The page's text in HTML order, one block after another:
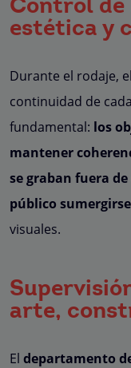
Control de
estética y
Durante el rodaje,
continuidad de
fundamental: los
mantener
se graban fuera
público
visuales.
arte,
El departamento